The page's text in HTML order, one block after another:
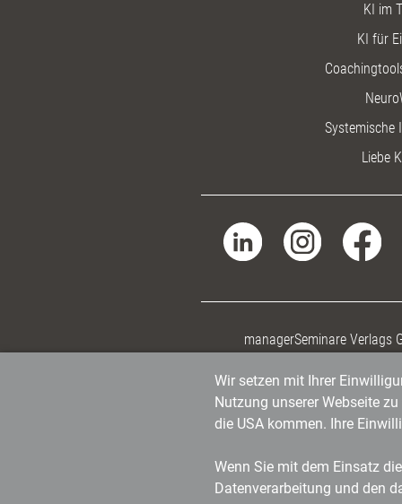
KI im
KI für
Systemische
Liebe
managerSeminare Verlags
Wir setzen mit Ihrer
Nutzung unserer Webseite
die USA kommen. Ihre
Wenn Sie mit dem Einsatz
Datenverarbeitung und den